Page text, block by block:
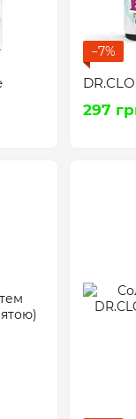
−7%
297